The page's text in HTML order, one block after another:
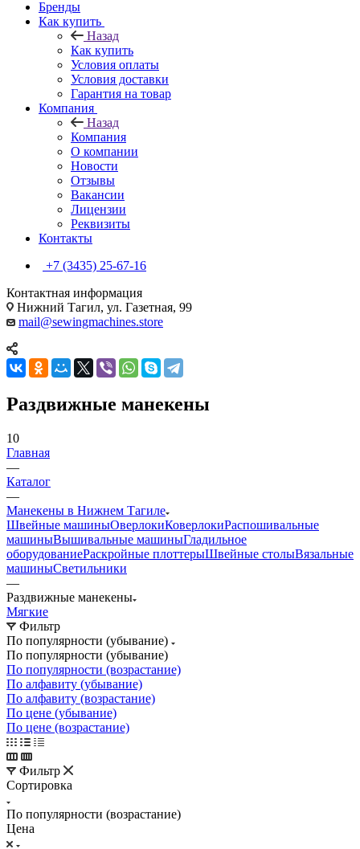
Бренды
Как купить
Назад
Как купить
Условия оплаты
Условия доставки
Гарантия на товар
Компания
Назад
Компания
О компании
Новости
Отзывы
Вакансии
Лицензии
Реквизиты
Контакты
+7 (3435) 25-67-16
Контактная информация
Нижний Тагил, ул. Газетная, 99
mail@sewingmachines.store
Раздвижные манекены
10
Главная
—
Каталог
—
Манекены в Нижнем Тагиле
Швейные машиныОверлокиКоверлокиРаспошивальные
машиныВышивальные машиныГладильное
оборудованиеРаскройные плоттерыШвейные столыВязальные
машиныСветильники
—
Раздвижные манекены
Мягкие
Фильтр
По популярности (убывание)
По популярности (убывание)
По популярности (возрастание)
По алфавиту (убывание)
По алфавиту (возрастание)
По цене (убывание)
По цене (возрастание)
Фильтр
Сортировка
По популярности (возрастание)
Цена